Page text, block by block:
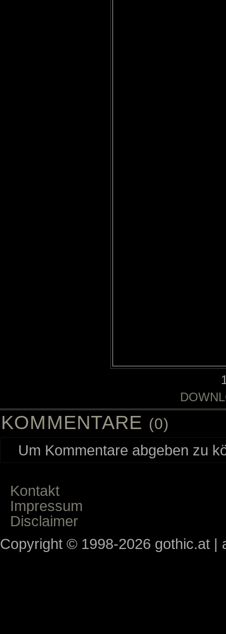
KOMMENTARE (0)
Um Kommentare abgeben zu
Kontakt
Impressum
Disclaimer
Copyright © 1998-2026 gothic.at |